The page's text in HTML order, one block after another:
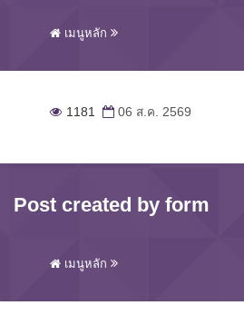
เมนูหลัก
1181 06 ส.ค. 2569
Post created by form
เมนูหลัก